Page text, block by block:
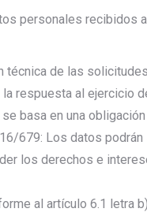
personales recibidos
técnica de las solicitudes
respuesta al ejercicio
basa en una obligación
679: Los datos podrán
los derechos e
al artículo 6.1 letra